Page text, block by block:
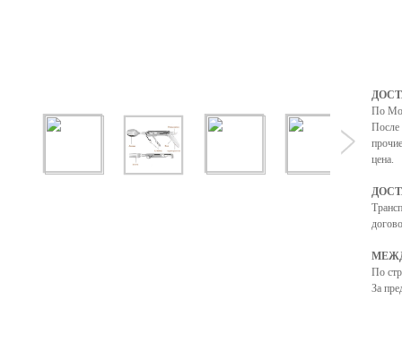
По
После
цена.
По
За